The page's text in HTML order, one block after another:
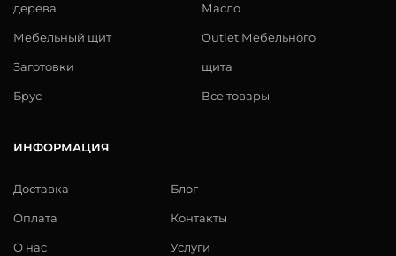
дерева
Мебельный щит
Заготовки
Брус
Масло
Outlet Мебельного
щита
Все товары
ИНФОРМАЦИЯ
Доставка
Оплата
О нас
Блог
Контакты
Услуги